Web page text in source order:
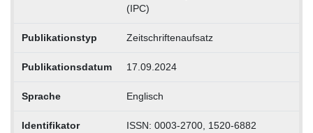
(IPC)
Publikationstyp Zeitschriftenaufsatz
Publikationsdatum 17.09.2024
Sprache Englisch
Identifikator
ISSN: 0003-2700, 1520-6882